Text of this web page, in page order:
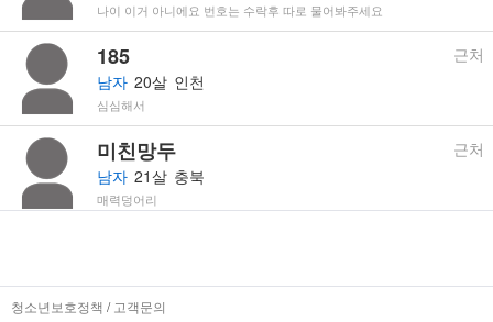
나
수
나이 이거 아니에요 번호는 수락후 따로 물어봐주세요
185
남자 20살 인천
근처
심심해서
미친망두
남자 21살 충북
근처
매력덩어리
청소년보호정책 / 고객문의